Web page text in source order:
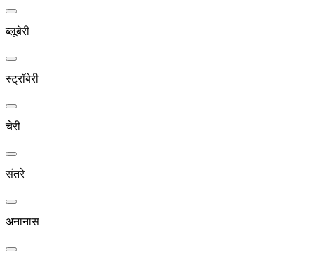
ब्लूबेरी
स्ट्रॉबेरी
चेरी
संतरे
अनानास